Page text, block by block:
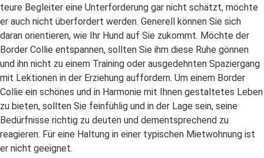
teure Begleiter eine Unterforderung gar nicht schätzt, möchte
er auch nicht überfordert werden. Generell können Sie sich
daran orientieren, wie Ihr Hund auf Sie zukommt. Möchte der
Border Collie entspannen, sollten Sie ihm diese Ruhe gönnen
und ihn nicht zu einem Training oder ausgedehnten Spaziergang
mit Lektionen in der Erziehung auffordern. Um einem Border
Collie ein schönes und in Harmonie mit Ihnen gestaltetes Leben
zu bieten, sollten Sie feinfühlig und in der Lage sein, seine
Bedürfnisse richtig zu deuten und dementsprechend zu
reagieren. Für eine Haltung in einer typischen Mietwohnung ist
er nicht geeignet.